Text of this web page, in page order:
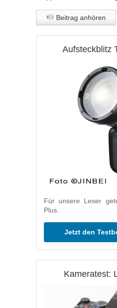
Beitrag anhören
Aufsteckblitz
Für unsere Leser
Plus.
Jetzt den
Kameratest: